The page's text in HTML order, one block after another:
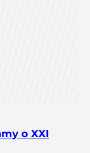
o XXI